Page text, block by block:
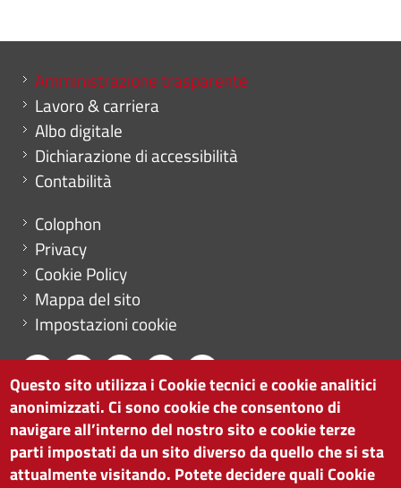
Mini menu di servizio
Amministrazione trasparente
Lavoro & carriera
Albo digitale
Dichiarazione di accessibilità
Contabilità
Menu footer
Colophon
Privacy
Cookie Policy
Mappa del sito
Impostazioni cookie
CAMERA DI COMMERCIO DI BOLZANO
via Alto Adige 60 | I-39100 Bolzano
tel. 0471 945 511 |info@camcom.bz.it
Questo sito utilizza i Cookie tecnici e cookie analitici
anonimizzati. Ci sono cookie che consentono di
navigare all’interno del nostro sito e cookie terze
parti impostati da un sito diverso da quello che si sta
attualmente visitando. Potete decidere quali Cookie